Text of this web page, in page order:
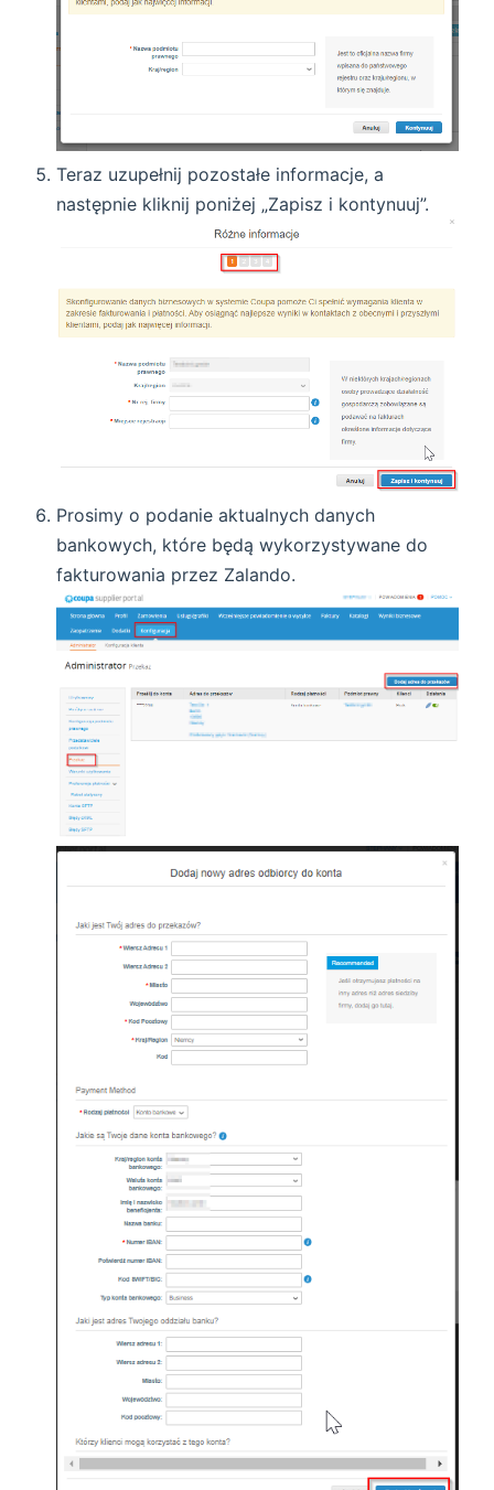
Teraz uzupełnij pozostałe informacje, a
następnie kliknij poniżej „Zapisz i kontynuuj”.
Prosimy o podanie aktualnych danych
bankowych, które będą wykorzystywane do
fakturowania przez Zalando.